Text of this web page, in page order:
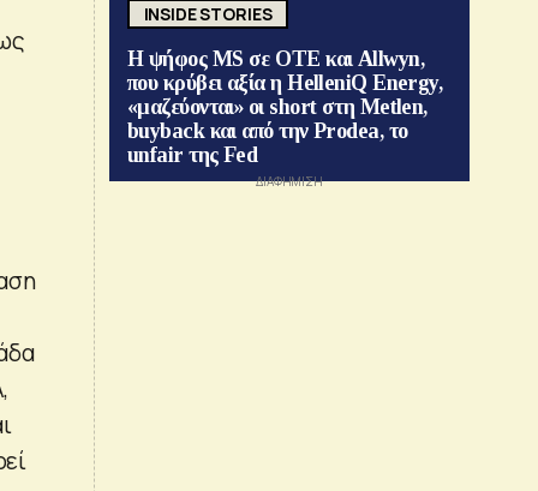
INSIDE STORIES
Η ψήφος MS σε ΟΤΕ και Allwyn,
που κρύβει αξία η HelleniQ Energy,
«μαζεύονται» οι short στη Metlen,
buyback και από την Prodea, το
unfair της Fed